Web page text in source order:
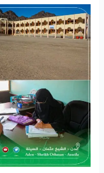
مؤسسة
النقيب
التنموية
الخيرية
مدرسة
الشهيد
عباس
للبنين
بالسبورات
الصفية
وأدوات
قرطاسية